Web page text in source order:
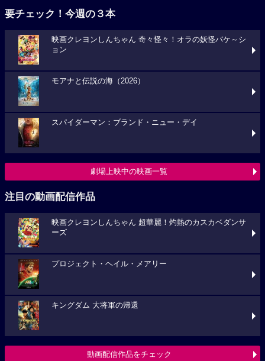
要チェック！今週の３本
映画クレヨンしんちゃん 奇々怪々！オラの妖怪バケ～シ
ョン
モアナと伝説の海（2026）
スパイダーマン：ブランド・ニュー・デイ
劇場上映中の映画一覧
注目の動画配信作品
映画クレヨンしんちゃん 超華麗！灼熱のカスカベダンサ
ーズ
プロジェクト・ヘイル・メアリー
キングダム 大将軍の帰還
動画配信作品をチェック